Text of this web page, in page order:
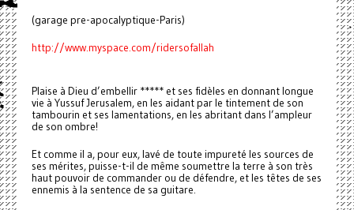
(garage pre-apocalyptique-Paris)
http://www.myspace.com/ridersofallah
Plaise à Dieu d’embellir ***** et ses fidèles en donnant longue
vie à Yussuf Jerusalem, en les aidant par le tintement de son
tambourin et ses lamentations, en les abritant dans l’ampleur
de son ombre!
Et comme il a, pour eux, lavé de toute impureté les sources de
ses mérites, puisse-t-il de même soumettre la terre à son très
haut pouvoir de commander ou de défendre, et les têtes de ses
ennemis à la sentence de sa guitare.